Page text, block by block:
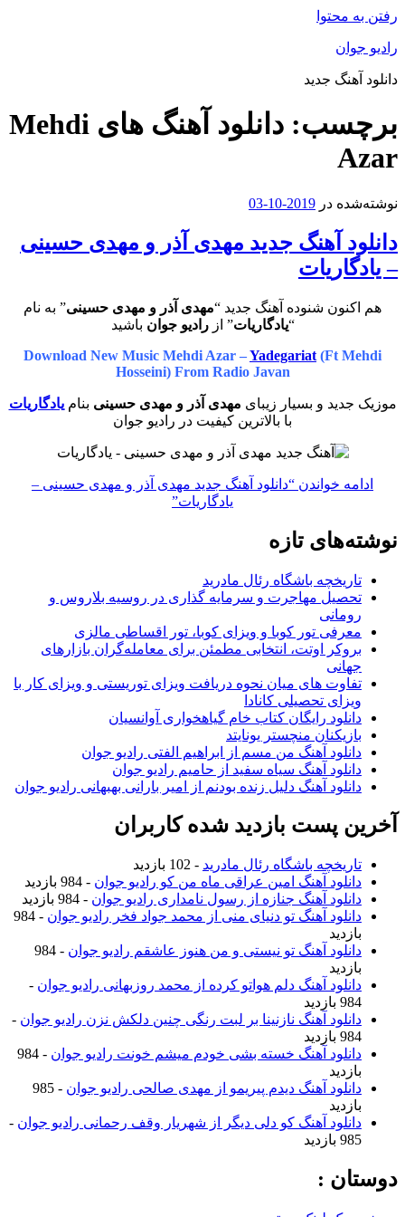
رفتن به محتوا
رادیو جوان
دانلود آهنگ جدید
برچسب:
دانلود آهنگ های Mehdi
Azar
نوشته‌شده در 2019-10-03
دانلود آهنگ جدید مهدی آذر و مهدی حسینی
– یادگاریات
هم اکنون شنوده آهنگ جدید “مهدی آذر و مهدی حسینی” به نام
“یادگاریات” ازرادیو جوان باشید
Download New Music Mehdi Azar –Yadegariat (Ft Mehdi
Hosseini) From Radio Javan
موزیک جدید و بسیار زیبای مهدی آذر و مهدی حسینی بنامیادگاریات
با بالاترین کیفیت در رادیو جوان
ادامه خواندن “دانلود آهنگ جدید مهدی آذر و مهدی حسینی –
یادگاریات”
نوشته‌های تازه
تاریخچه باشگاه رئال مادرید
تحصیل مهاجرت و سرمایه گذاری در روسیه بلاروس و
رومانی
معرفی تور کوبا و ویزای کوبا، تور اقساطی مالزی
بروکر اوتت، انتخابی مطمئن برای معامله‌گران بازارهای
جهانی
تفاوت های میان نحوه دریافت ویزای توریستی و ویزای کار با
ویزای تحصیلی کانادا
دانلود رایگان کتاب خام گیاهخواری آوانسیان
بازیکنان منچستر یونایتد
دانلود آهنگ من مسم از ابراهیم الفتی رادیو جوان
دانلود آهنگ سیاه سفید از حامیم رادیو جوان
دانلود آهنگ دلیل زنده بودنم از امیر بارانی بهبهانی رادیو جوان
آخرین پست بازدید شده کاربران
تاریخچه باشگاه رئال مادرید - 102 بازدید
دانلود آهنگ امین عراقی ماه من کو رادیو جوان - 984 بازدید
دانلود آهنگ جنازه از رسول نامداری رادیو جوان - 984 بازدید
دانلود آهنگ تو دنیای منی از محمد جواد فخر رادیو جوان
- 984
بازدید
دانلود آهنگ تو نیستی و من هنوز عاشقم رادیو جوان
- 984
بازدید
دانلود آهنگ دلم هواتو کرده از محمد روزبهانی رادیو جوان -
984 بازدید
دانلود آهنگ نازنینا بر لبت رنگی چنین دلکش نزن رادیو جوان -
984 بازدید
دانلود آهنگ خسته بشی خودم میشم خونت رادیو جوان
- 984
بازدید
دانلود آهنگ دیدم پیریمو از مهدی صالحی رادیو جوان
- 985
بازدید
دانلود آهنگ کو دلی دیگر از شهریار وقف رحمانی رادیو جوان -
985 بازدید
دوستان :